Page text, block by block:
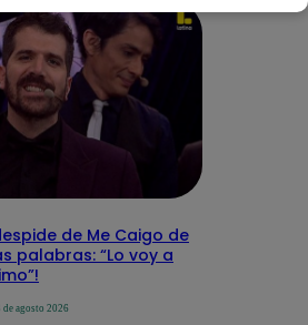
de Me Caigo de
palabras: “Lo voy a
de agosto 2026